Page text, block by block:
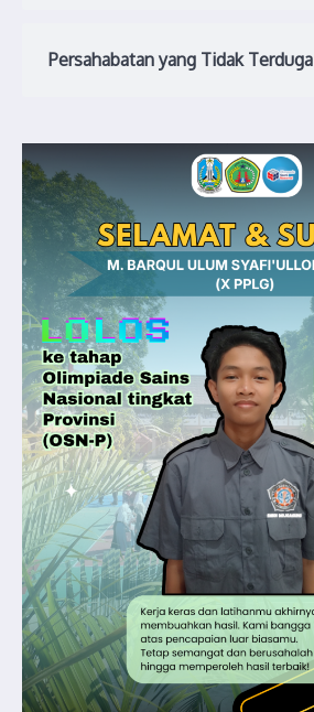
Persahabatan yang Tidak Terduga